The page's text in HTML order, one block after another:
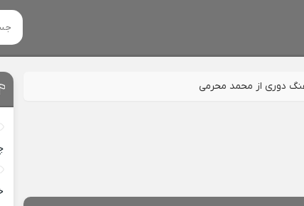
دوری از محمد محرمی